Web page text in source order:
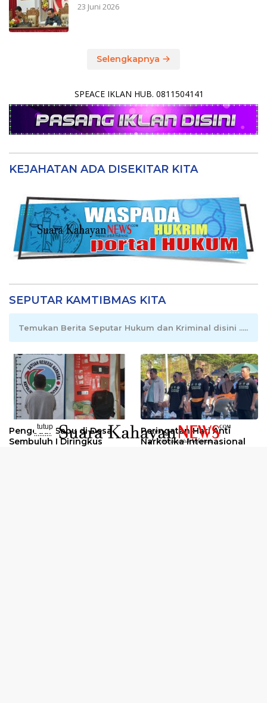
23 Juni 2026
Selengkapnya
SPEACE IKLAN HUB. 0811504141
KEJAHATAN ADA DISEKITAR KITA
SEPUTAR KAMTIBMAS KITA
Temukan Berita Seputar Hukum dan Kriminal disini .....
Pengedar Sabu di Desa
Sembuluh I Diringkus
Peringatan Hari Anti
Narkotika Internasional
tutup
..........